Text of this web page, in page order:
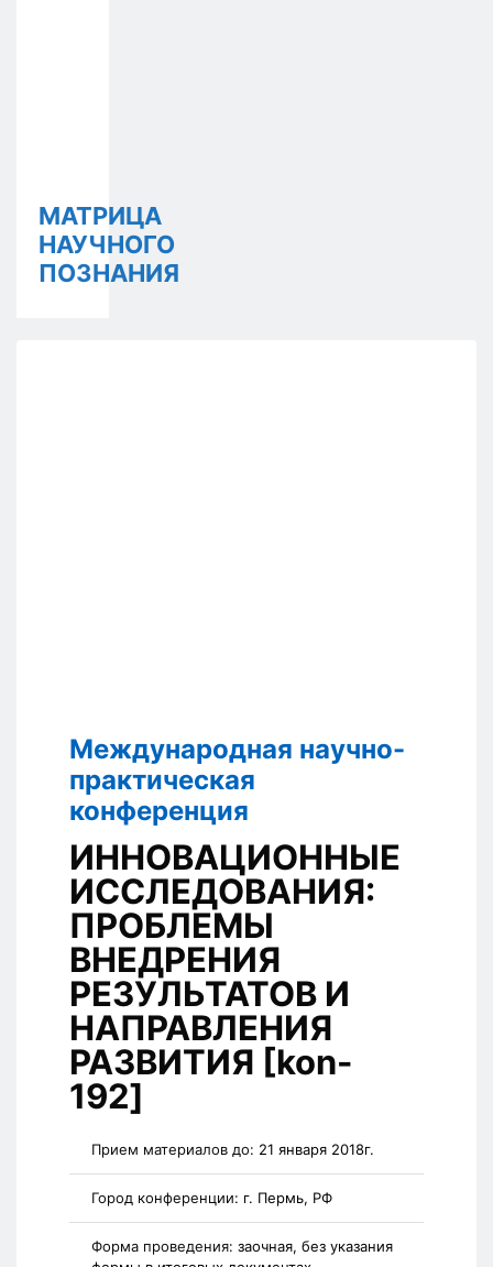
МАТРИЦА
НАУЧНОГО
ПОЗНАНИЯ
Международная научно-
практическая
конференция
ИННОВАЦИОННЫЕ
ИССЛЕДОВАНИЯ:
ПРОБЛЕМЫ
ВНЕДРЕНИЯ
РЕЗУЛЬТАТОВ И
НАПРАВЛЕНИЯ
РАЗВИТИЯ [kon-
192]
Прием материалов до: 21 января 2018г.
Город конференции: г. Пермь, РФ
Форма проведения: заочная, без указания